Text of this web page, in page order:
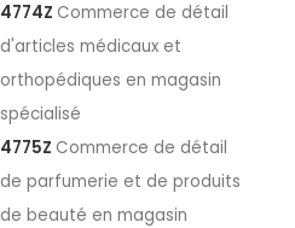
4774Z Commerce de détail
d'articles médicaux et
orthopédiques en magasin
spécialisé
4775Z Commerce de détail
de parfumerie et de produits
de beauté en magasin